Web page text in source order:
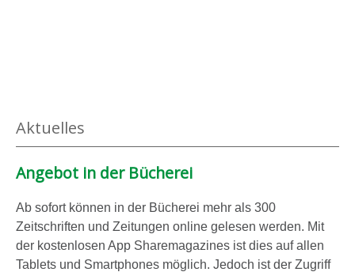
Aktuelles
Angebot in der Bücherei
Ab sofort können in der Bücherei mehr als 300
Zeitschriften und Zeitungen online gelesen werden. Mit
der kostenlosen App Sharemagazines ist dies auf allen
Tablets und Smartphones möglich. Jedoch ist der Zugriff